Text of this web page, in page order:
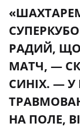
РАДИЙ, ЩО
МАТЧ, —
СИНІХ. —
НА ПОЛЕ,